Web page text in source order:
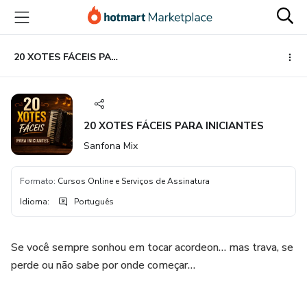
para
conteúdo
principal
para
pagamento
para
rodapé
20 XOTES FÁCEIS PARA INICIANTES
20 XOTES FÁCEIS PARA INICIANTES
Sanfona Mix
Formato: Cursos Online e Serviços de Assinatura
Idioma: Português
Se você sempre sonhou em tocar acordeon… mas trava, se
perde ou não sabe por onde começar…